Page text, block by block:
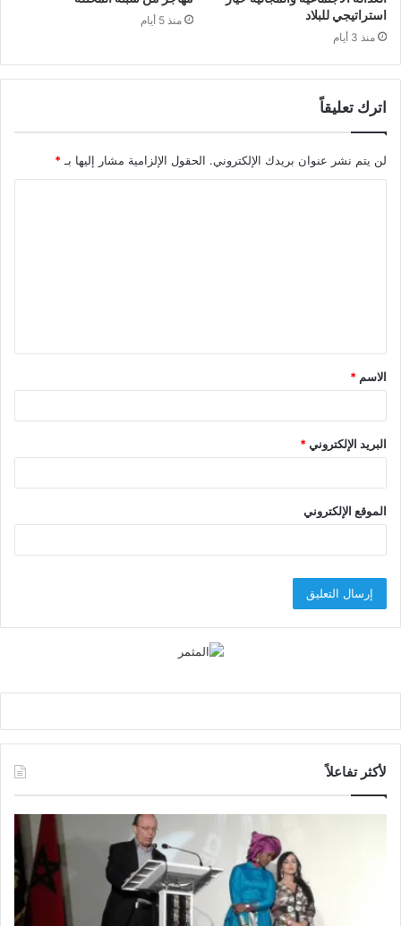
استراتيجي للبلاد
منذ 3 أيام
منذ 5 أيام
اترك تعليقاً
لن يتم نشر عنوان بريدك الإلكتروني. الحقول الإلزامية مشار إليها بـ *
ق
*
الاسم *
البريد الإلكتروني*
الموقع الإلكتروني
لأكثر تفاعلاً